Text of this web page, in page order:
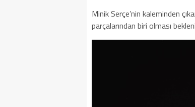
Minik Serçe’nin kaleminden
parçalarından biri olması